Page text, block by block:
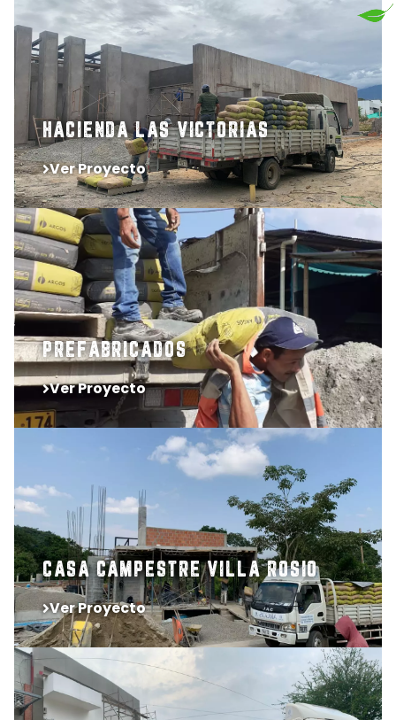
HACIENDA LAS VICTORIAS
Ver Proyecto
PREFABRICADOS
Ver Proyecto
CASA CAMPESTRE VILLA ROSIO
Ver Proyecto